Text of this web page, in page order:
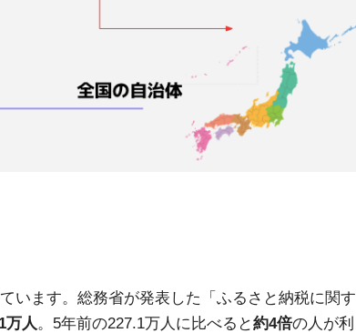
います。総務省が発表した「ふるさと納税に関す
万人 。5年前の227.1万人に比べると約4倍の人が利